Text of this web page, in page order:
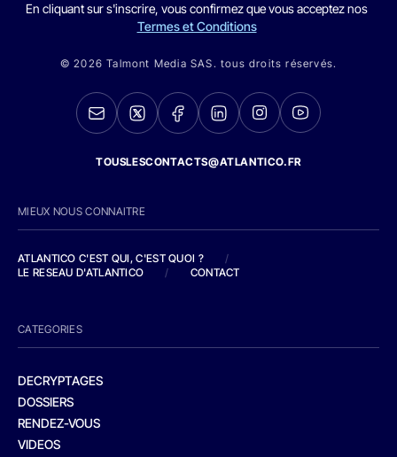
En cliquant sur s'inscrire, vous confirmez que vous acceptez nos
Termes et Conditions
© 2026 Talmont Media SAS. tous droits réservés.
TOUSLESCONTACTS@ATLANTICO.FR
MIEUX NOUS CONNAITRE
ATLANTICO C'EST QUI, C'EST QUOI ?
/
LE RESEAU D'ATLANTICO
/ CONTACT
CATEGORIES
DECRYPTAGES
DOSSIERS
RENDEZ-VOUS
VIDEOS